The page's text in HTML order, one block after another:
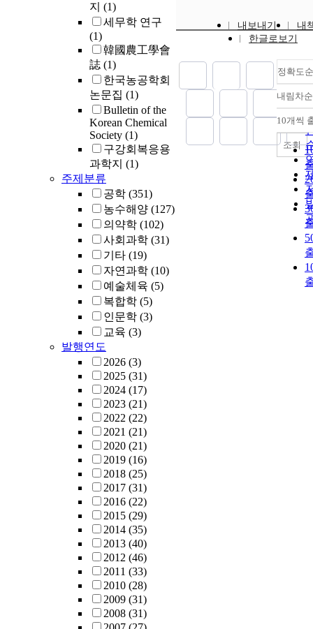
지 (1)
세무학 연구
(1)
韓國農工學會
誌 (1)
한국농공학회
논문집 (1)
Bulletin of the
Korean Chemical
Society (1)
구강회복응용
과학지 (1)
주제분류
공학 (351)
농수해양 (127)
의약학 (102)
사회과학 (31)
기타 (19)
자연과학 (10)
예술체육 (5)
복합학 (5)
인문학 (3)
교육 (3)
발행연도
2026 (3)
2025 (31)
2024 (17)
2023 (21)
2022 (22)
2021 (21)
2020 (21)
2019 (16)
2018 (25)
2017 (31)
2016 (22)
2015 (29)
2014 (35)
2013 (40)
2012 (46)
2011 (33)
2010 (28)
2009 (31)
2008 (31)
내보내기
내
한글로보기
정확도순
내림차순
10개씩
조회